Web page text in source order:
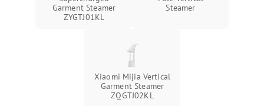
Garment Steamer
ZYGTJ01KL
Steamer
Xiaomi Mijia Vertical
Garment Steamer
ZQGTJ02KL